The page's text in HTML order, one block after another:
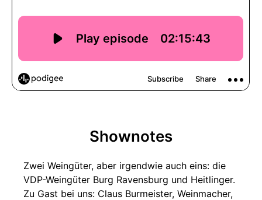
Shownotes
Zwei Weingüter, aber irgendwie auch eins: die
VDP-Weingüter Burg Ravensburg und Heitlinger.
Zu Gast bei uns: Claus Burmeister, Weinmacher,